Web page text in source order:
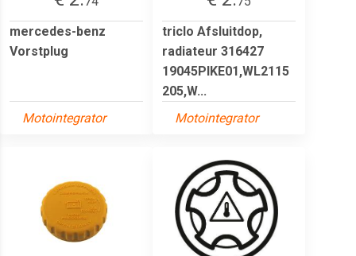
mercedes-benz
Vorstplug
Motointegrator
triclo Afsluitdop,
radiateur 316427
19045PIKE01,WL2115
205,W...
Motointegrator